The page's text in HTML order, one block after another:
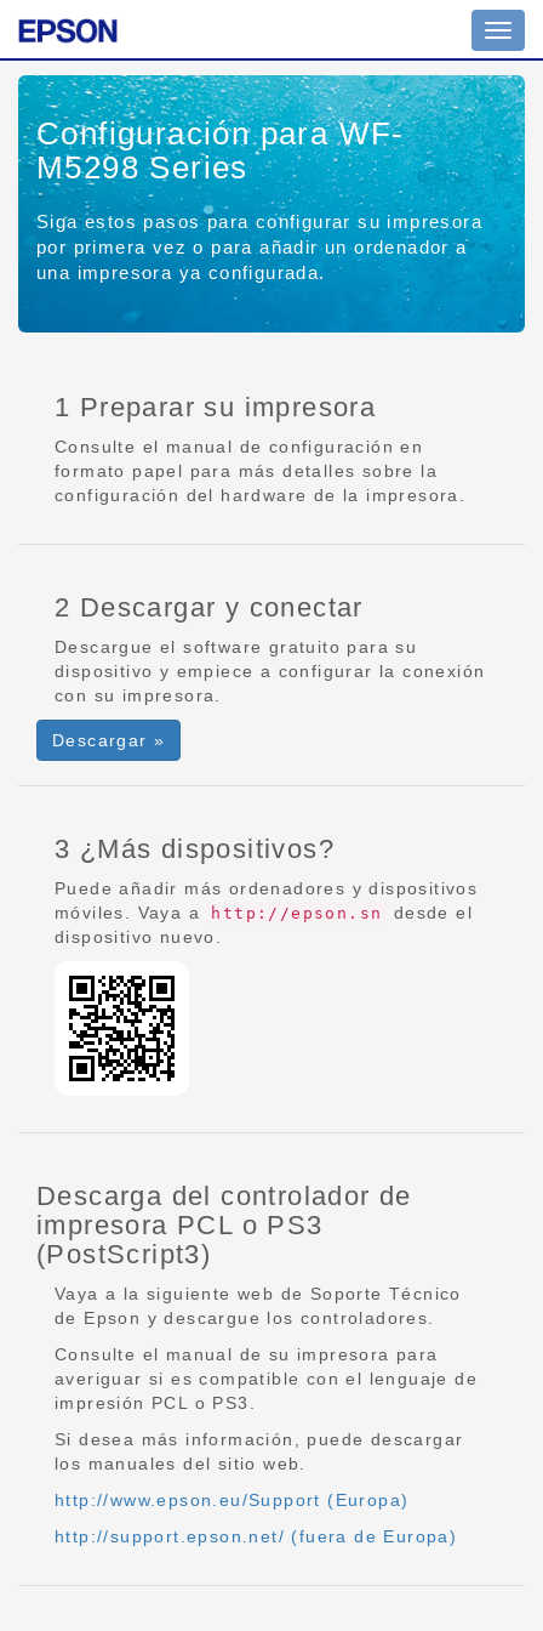
Configuración para WF-
M5298 Series
Siga estos pasos para configurar su impresora
por primera vez o para añadir un ordenador a
una impresora ya configurada.
1 Preparar su impresora
Consulte el manual de configuración en
formato papel para más detalles sobre la
configuración del hardware de la impresora.
2 Descargar y conectar
Descargue el software gratuito para su
dispositivo y empiece a configurar la conexión
con su impresora.
Descargar »
3 ¿Más dispositivos?
Puede añadir más ordenadores y dispositivos
móviles. Vaya a
http://epson.sn
desde el
dispositivo nuevo.
Descarga del controlador de
impresora PCL o PS3
(PostScript3)
Vaya a la siguiente web de Soporte Técnico
de Epson y descargue los controladores.
Consulte el manual de su impresora para
averiguar si es compatible con el lenguaje de
impresión PCL o PS3.
Si desea más información, puede descargar
los manuales del sitio web.
http://www.epson.eu/Support (Europa)
http://support.epson.net/ (fuera de Europa)